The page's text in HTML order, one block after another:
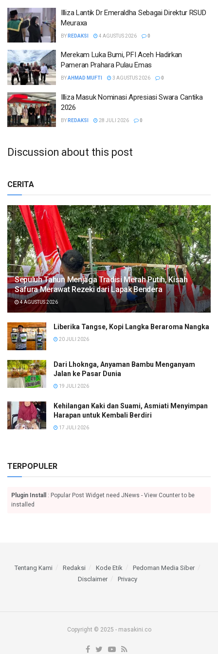
Illiza Lantik Dr Emeraldha Sebagai Direktur RSUD
Meuraxa
BY REDAKSI 4 AGUSTUS 2026 0
Merekam Luka Bumi, PFI Aceh Hadirkan
Pameran Prahara Pulau Emas
BYAHMAD MUFTI 3 AGUSTUS 2026 0
Illiza Masuk Nominasi Apresiasi Swara Cantika
2026
BY REDAKSI 28 JULI 2026 0
Discussion about this post
CERITA
Sepuluh Tahun Menjaga Tradisi Merah Putih, Kisah
Safura Merawat Rezeki dari Lapak Bendera
4 AGUSTUS 2026
Liberika Tangse, Kopi Langka Beraroma Nangka
20 JULI 2026
Dari Lhoknga, Anyaman Bambu Menganyam
Jalan ke Pasar Dunia
19 JULI 2026
Kehilangan Kaki dan Suami, Asmiati Menyimpan
Harapan untuk Kembali Berdiri
17 JULI 2026
TERPOPULER
Plugin Install
: Popular Post Widget need JNews - View Counter to be
installed
Tentang Kami Redaksi Kode Etik
Pedoman Media Siber
Disclaimer
Privacy
Copyright © 2025 - masakini.co